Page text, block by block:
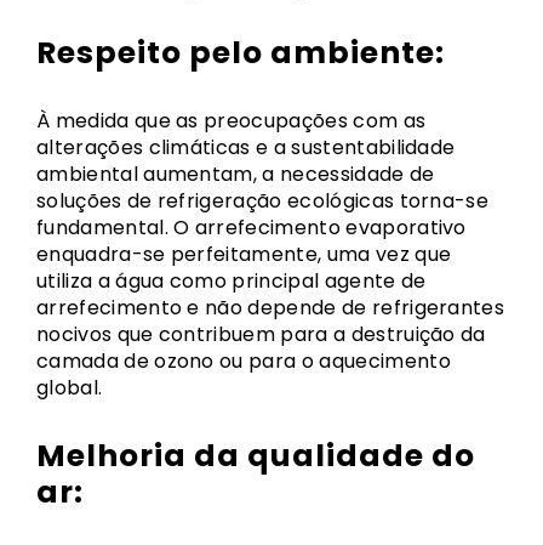
Respeito pelo ambiente:
À medida que as preocupações com as
alterações climáticas e a sustentabilidade
ambiental aumentam, a necessidade de
soluções de refrigeração ecológicas torna-se
fundamental. O arrefecimento evaporativo
enquadra-se perfeitamente, uma vez que
utiliza a água como principal agente de
arrefecimento e não depende de refrigerantes
nocivos que contribuem para a destruição da
camada de ozono ou para o aquecimento
global.
Melhoria da qualidade do
ar: